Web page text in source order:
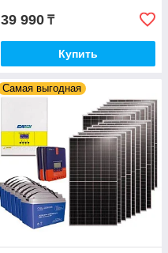
39 990 ₸
Купить
Самая выгодная